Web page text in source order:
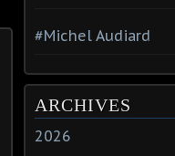
#Michel Audiard
ARCHIVES
2026